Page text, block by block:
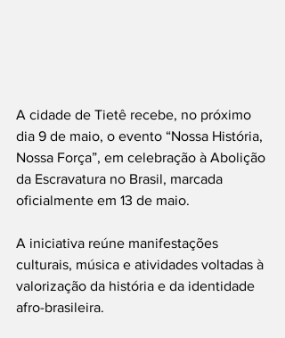
A cidade de Tietê recebe, no próximo
dia 9 de maio, o evento “Nossa História,
Nossa Força”, em celebração à Abolição
da Escravatura no Brasil, marcada
oficialmente em 13 de maio.
A iniciativa reúne manifestações
culturais, música e atividades voltadas à
valorização da história e da identidade
afro-brasileira.